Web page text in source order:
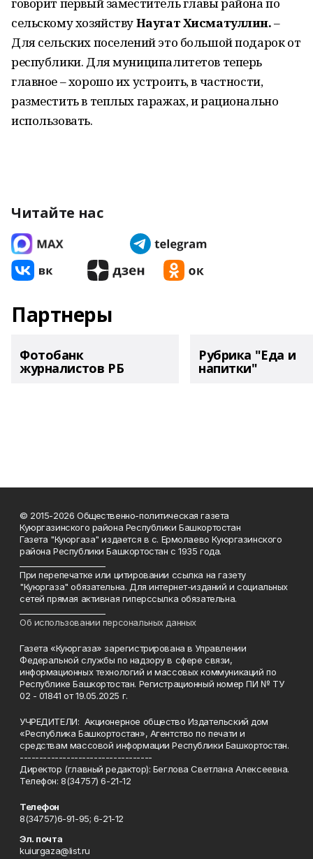
сельскому хозяйствуНаугат Хисматуллин.–
Для сельских поселений это большой подарок от
республики. Для муниципалитетов теперь
главное – хорошо их устроить, в частности,
разместить в теплых гаражах, и рационально
использовать.
Читайте нас
Партнеры
Фотобанк
журналистов РБ
Рубрика "Еда и
напитки"
© 2015-2026 Общественно-политическая газета
Куюргазинского района Республики Башкортостан
Газета "Куюргаза" издается в с. Ермолаево Куюргазинского
района Республики Башкортостан с 1935 года.
При перепечатке или цитировании ссылка на газету
"Куюргаза" обязательна. Для интернет-изданий и социальных
сетей прямая активная гиперссылка обязательна.
Об использовании персональных данных
Газета «Куюргаза» зарегистрирована в Управлении
Федеральной службы по надзору в сфере связи,
информационных технологий и массовых коммуникаций по
Республике Башкортостан. Регистрационный номер ПИ № ТУ
02 - 01841 от 19.05.2025 г.
УЧРЕДИТЕЛИ: Акционерное общество Издательский дом
«Республика Башкортостан», Агентство по печати и
средствам массовой информации Республики Башкортостан.
----------------------------------
Директор (главный редактор): Беглова Светлана Алексеевна.
Телефон: 8(34757) 6-21-12
Телефон
8(34757)6-91-95; 6-21-12
Эл. почта
kuiurgaza@list.ru